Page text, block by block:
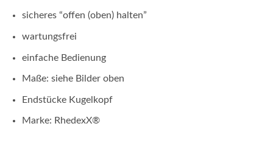
sicheres “offen (oben) halten”
wartungsfrei
einfache Bedienung
Maße: siehe Bilder oben
Endstücke Kugelkopf
Marke: RhedexX®